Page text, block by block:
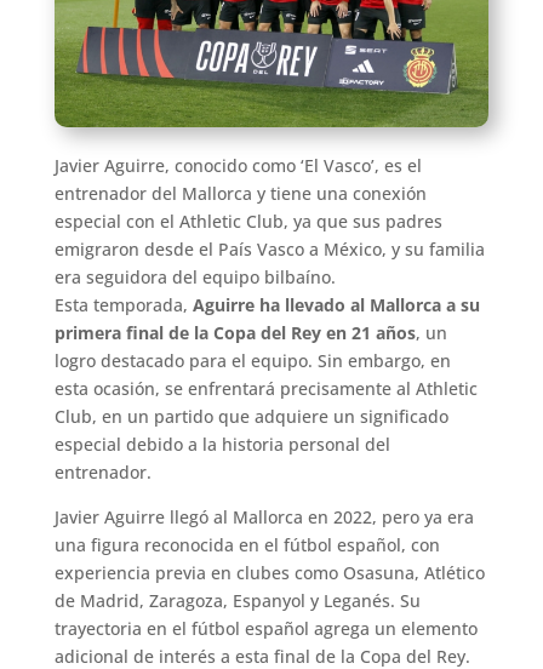
Javier Aguirre, conocido como ‘El Vasco’, es el
entrenador del Mallorca y tiene una conexión
especial con el Athletic Club, ya que sus padres
emigraron desde el País Vasco a México, y su familia
era seguidora del equipo bilbaíno.
Esta temporada, Aguirre ha llevado al Mallorca a su
primera final de la Copa del Rey en 21 años, un
logro destacado para el equipo. Sin embargo, en
esta ocasión, se enfrentará precisamente al Athletic
Club, en un partido que adquiere un significado
especial debido a la historia personal del
entrenador.
Javier Aguirre llegó al Mallorca en 2022, pero ya era
una figura reconocida en el fútbol español, con
experiencia previa en clubes como Osasuna, Atlético
de Madrid, Zaragoza, Espanyol y Leganés. Su
trayectoria en el fútbol español agrega un elemento
adicional de interés a esta final de la Copa del Rey.